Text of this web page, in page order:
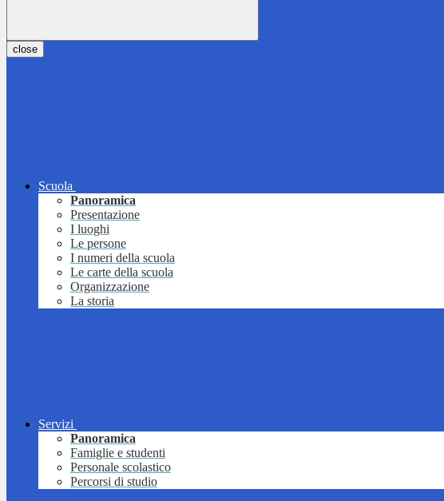
close
Scuola
Panoramica
Presentazione
I luoghi
Le persone
I numeri della scuola
Le carte della scuola
Organizzazione
La storia
Servizi
Panoramica
Famiglie e studenti
Personale scolastico
Percorsi di studio